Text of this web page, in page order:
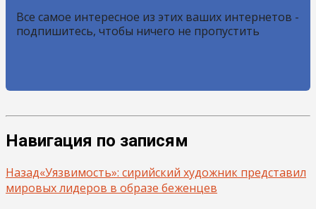
Все самое интересное из этих ваших интернетов -
подпишитесь, чтобы ничего не пропустить
Навигация по записям
Назад«Уязвимость»: сирийский художник представил
мировых лидеров в образе беженцев